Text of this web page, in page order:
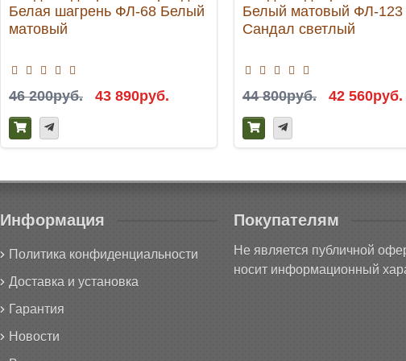
Белая шагрень ФЛ-68 Белый
матовый
46 200руб. 43 890руб.
Белый матовый ФЛ-123
Сандал светлый
44 800руб. 42 560руб.
Информация
Политика конфиденциальности
Доставка и установка
Гарантия
Новости
Покупателям
Не является публичной
носит информационный